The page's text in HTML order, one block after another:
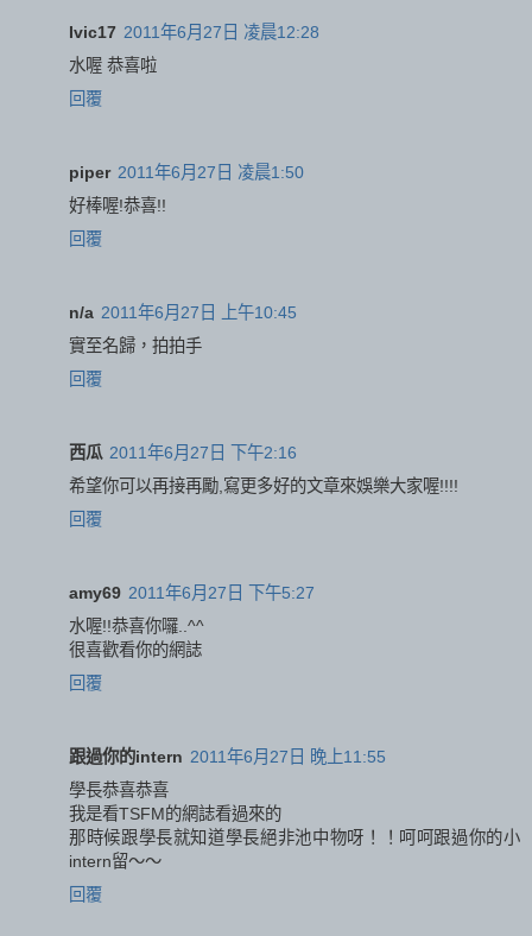
Ivic17 2011年6月27日 凌晨12:28
水喔 恭喜啦
回覆
piper 2011年6月27日 凌晨1:50
好棒喔!恭喜!!
回覆
n/a 2011年6月27日 上午10:45
實至名歸，拍拍手
回覆
西瓜 2011年6月27日 下午2:16
希望你可以再接再勵,寫更多好的文章來娛樂大家喔!!!!
回覆
amy69 2011年6月27日 下午5:27
水喔!!恭喜你囉..^^
很喜歡看你的網誌
回覆
跟過你的intern 2011年6月27日 晚上11:55
學長恭喜恭喜
我是看TSFM的網誌看過來的
那時候跟學長就知道學長絕非池中物呀！！呵呵跟過你的小
intern留～～
回覆